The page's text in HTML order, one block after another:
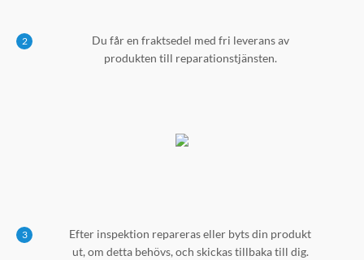
2
Du får en fraktsedel med fri leverans av
produkten till reparationstjänsten.
3
Efter inspektion repareras eller byts din produkt
ut, om detta behövs, och skickas tillbaka till dig.